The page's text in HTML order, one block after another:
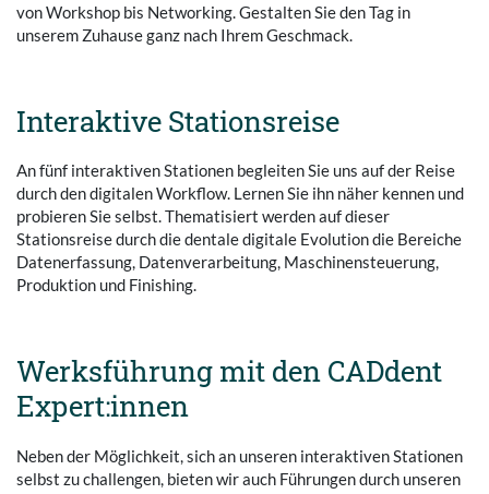
von Workshop bis Networking. Gestalten Sie den Tag in
unserem Zuhause ganz nach Ihrem Geschmack.
Interaktive Stationsreise
An fünf interaktiven Stationen begleiten Sie uns auf der Reise
durch den digitalen Workflow. Lernen Sie ihn näher kennen und
probieren Sie selbst. Thematisiert werden auf dieser
Stationsreise durch die dentale digitale Evolution die Bereiche
Datenerfassung, Datenverarbeitung, Maschinensteuerung,
Produktion und Finishing.
Werksführung mit den CADdent
Expert:innen
Neben der Möglichkeit, sich an unseren interaktiven Stationen
selbst zu challengen, bieten wir auch Führungen durch unseren